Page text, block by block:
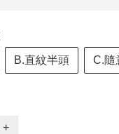
B.直紋半頭 C.隨
+